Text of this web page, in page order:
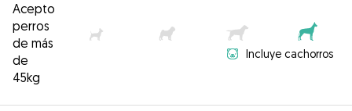
Acepto
perros
de más
de
45kg
Incluye cachorros